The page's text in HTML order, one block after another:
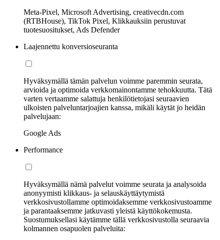
Meta-Pixel, Microsoft Advertising, creativecdn.com
(RTBHouse), TikTok Pixel, Klikkauksiin perustuvat
tuotesuositukset, Ads Defender
Laajennettu konversioseuranta
Hyväksymällä tämän palvelun voimme paremmin seurata,
arvioida ja optimoida verkkomainontamme tehokkuutta. Tätä
varten vertaamme salattuja henkilötietojasi seuraavien
ulkoisten palveluntarjoajien kanssa, mikäli käytät jo heidän
palvelujaan:
Google Ads
Performance
Hyväksymällä nämä palvelut voimme seurata ja analysoida
anonyymisti klikkaus- ja selauskäyttäytymistä
verkkosivustollamme optimoidaksemme verkkosivustoamme
ja parantaaksemme jatkuvasti yleistä käyttökokemusta.
Suostumuksellasi käytämme tällä verkkosivustolla seuraavia
kolmannen osapuolen palveluita: